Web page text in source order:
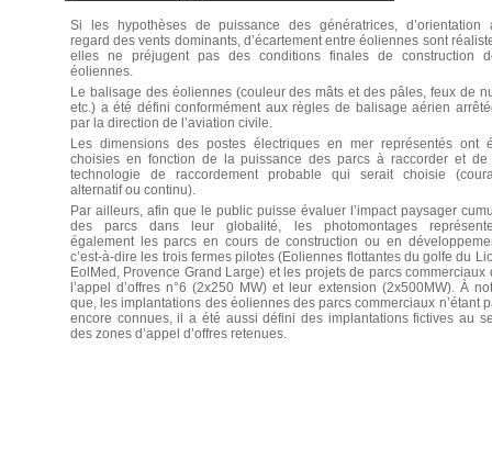
Si les hypothèses de puissance des génératrices, d’orientation
regard des vents dominants, d’écartement entre éoliennes sont
elles ne préjugent pas des conditions finales de construction
éoliennes.
Le balisage des éoliennes (couleur des mâts et des pâles, feux de
etc.) a été défini conformément aux règles de balisage aérien
par la direction de l’aviation civile.
Les dimensions des postes électriques en mer représentés ont
choisies en fonction de la puissance des parcs à raccorder et de
technologie de raccordement probable qui serait choisie
alternatif ou continu).
Par ailleurs, afin que le public puisse évaluer l’impact paysager
des parcs dans leur globalité, les photomontages
également les parcs en cours de construction ou en
c’est-à-dire les trois fermes pilotes (Eoliennes flottantes du golfe du
EolMed, Provence Grand Large) et les projets de parcs commerciaux
l’appel d’offres n°6 (2x250 MW) et leur extension (2x500MW). À
que, les implantations des éoliennes des parcs commerciaux n’étant
encore connues, il a été aussi défini des implantations fictives au
des zones d’appel d’offres retenues.